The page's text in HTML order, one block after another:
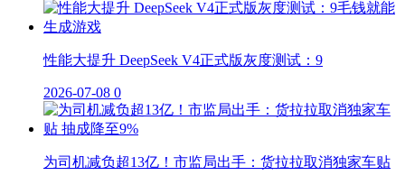
性能大提升 DeepSeek V4正式版灰度测试：9
2026-07-08 0
为司机减负超13亿！市监局出手：货拉拉取消独家车贴